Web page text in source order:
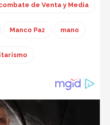
de Venta y Media
Manco Paz mano